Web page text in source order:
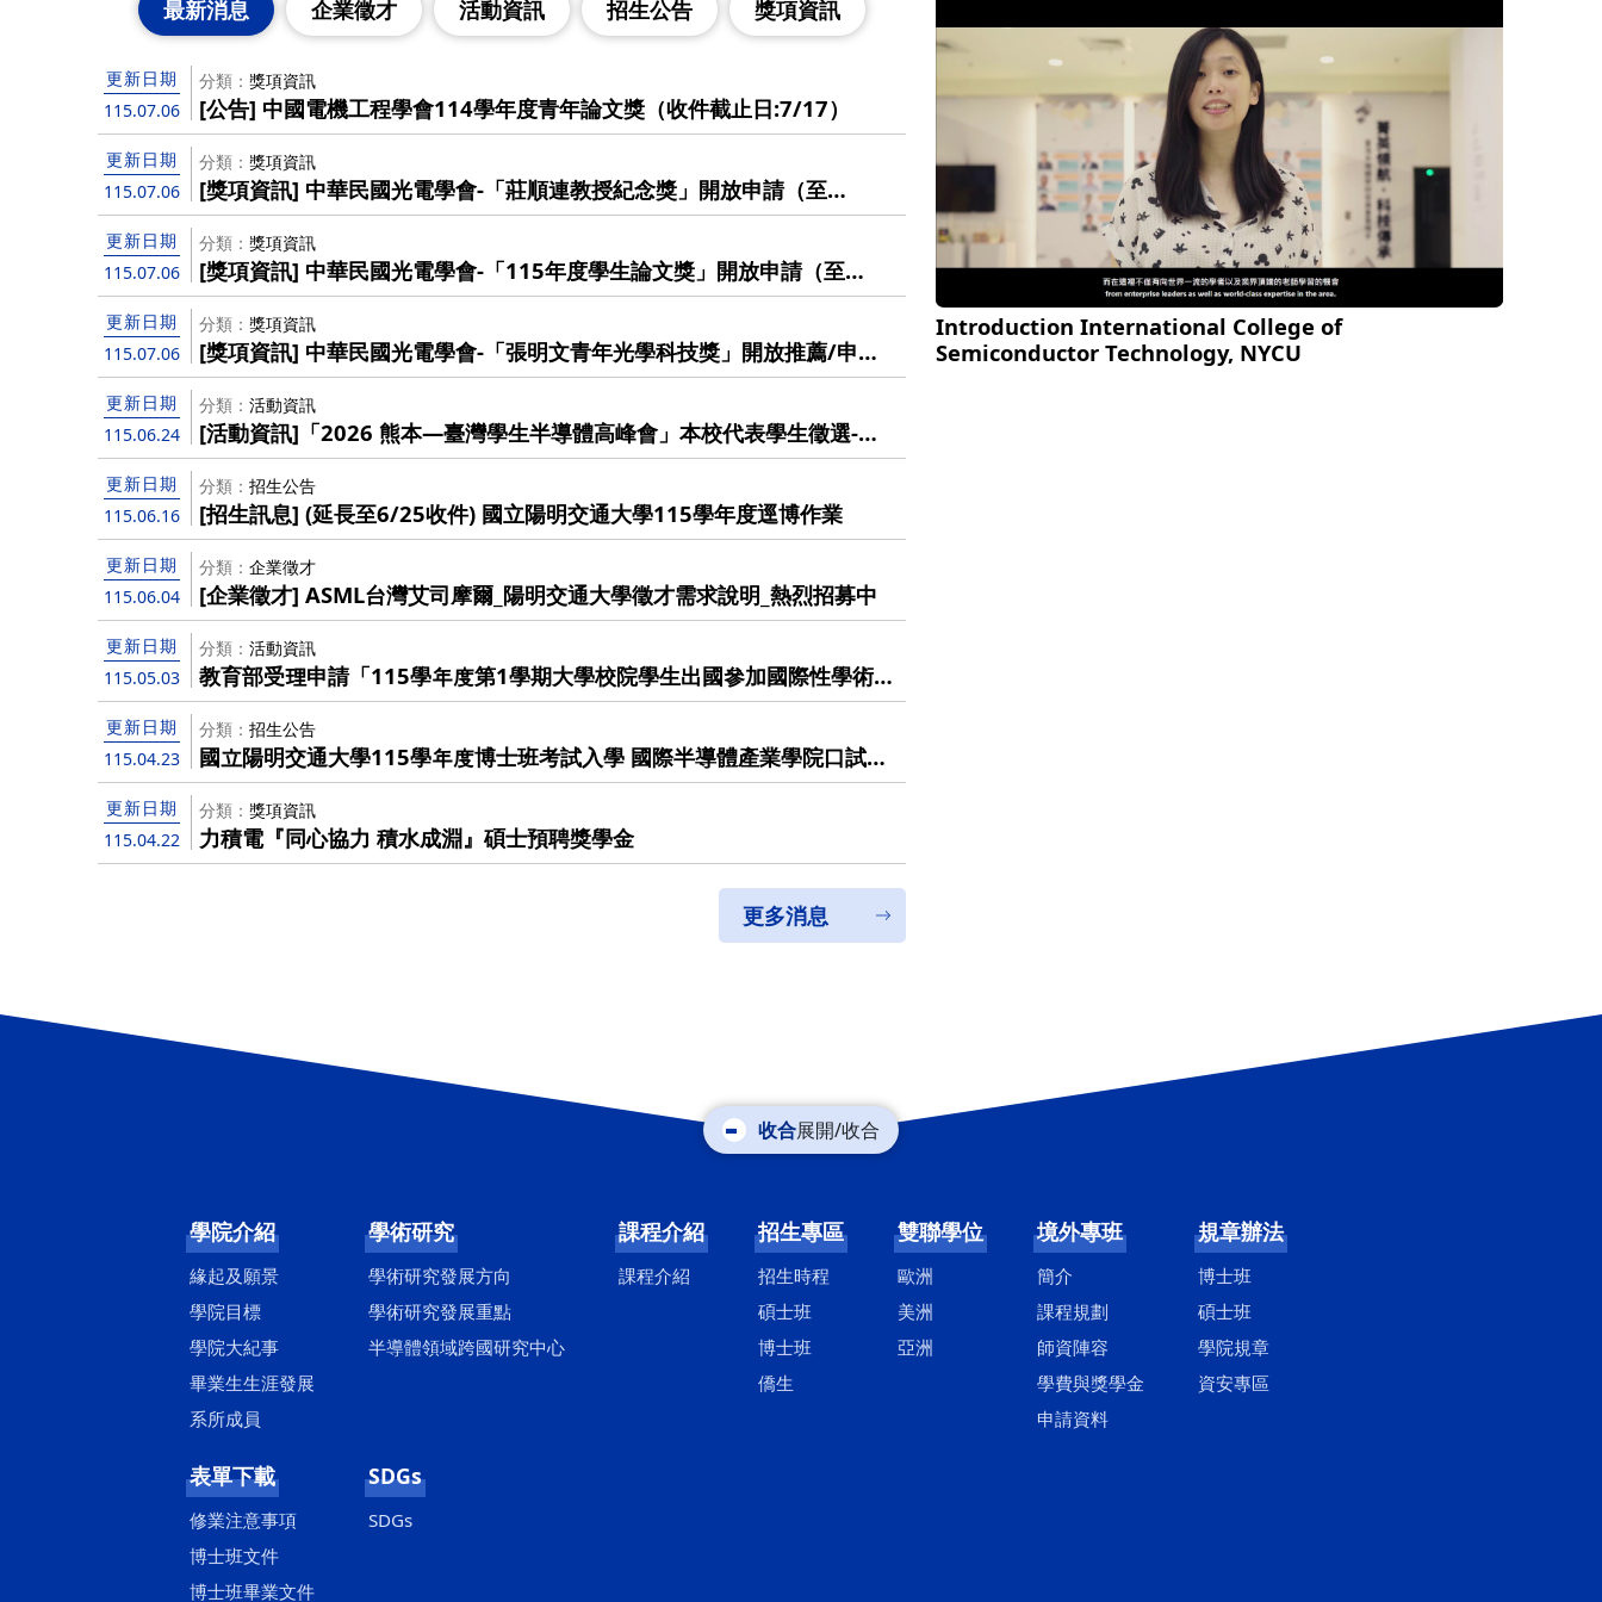
最新消息 企業徵才 活動資訊 招生公告 獎項資訊
更新日期
115.07.06
分類 獎項資訊
[公告] 中國電機工程學會114學年度青年論文獎（收件截止日:7/17）
更新日期
115.07.06
分類 獎項資訊
[獎項資訊] 中華民國光電學會-「莊順連教授紀念獎」開放申請（至
115/8/15截止），歡迎優秀博士生踴躍報名！
更新日期
115.07.06
分類 獎項資訊
[獎項資訊] 中華民國光電學會-「115年度學生論文獎」開放申請（至
115/8/15截止），歡迎踴躍報名！
更新日期
115.07.06
分類 獎項資訊
[獎項資訊] 中華民國光電學會-「張明文青年光學科技獎」開放推薦/申請
（至115/7/31截止），歡迎踴躍競逐！
更新日期
115.06.24
分類 活動資訊
[活動資訊]「2026 熊本—臺灣學生半導體高峰會」本校代表學生徵選-學
院收件截止日提前至6/24 (三)!
更新日期
115.06.16
分類 招生公告
[招生訊息] (延長至6/25收件) 國立陽明交通大學115學年度逕博作業
更新日期
115.06.04
分類 企業徵才
[企業徵才] ASML台灣艾司摩爾_陽明交通大學徵才需求說明_熱烈招募中
更新日期
115.05.03
分類 活動資訊
教育部受理申請「115學年度第1學期大學校院學生出國參加國際性學術
技藝能競賽」經費補助，有意申請者請於115年5月12日(二)前提供推薦申
請資料送至院辦The Ministry of Education has informed you that
it is accepting applications for funding subsidies for "university
students to go abroad to participate in international academic
skills competitions". Interested applicants are requested to
provide recommended application materials to ICST Office
before May 12, 2026 .
更新日期
115.04.23
分類 招生公告
國立陽明交通大學115學年度博士班考試入學 國際半導體產業學院口試須
知暨初試合格名單
更新日期
115.04.22
分類 獎項資訊
力積電『同心協力 積水成淵』碩士預聘獎學金
更多消息
Introduction International College of
Semiconductor Technology, NYCU
展開/收合
學院介紹
緣起及願景
學院目標
學院大紀事
畢業生生涯發展
系所成員
學術研究
學術研究發展方向
學術研究發展重點
半導體領域跨國研究中心
課程介紹
課程介紹
招生專區
招生時程
碩士班
博士班
僑生
雙聯學位
歐洲
美洲
亞洲
境外專班
簡介
課程規劃
師資陣容
學費與獎學金
申請資料
規章辦法
博士班
碩士班
學院規章
資安專區
表單下載
修業注意事項
博士班文件
博士班畢業文件
SDGs
SDGs